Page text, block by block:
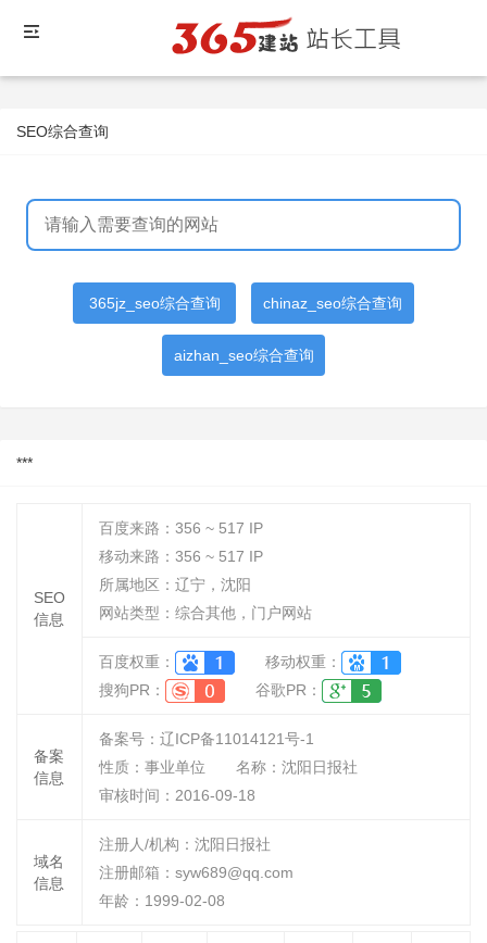
SEO综合查询
365jz_seo综合查询 chinaz_seo综合查询
aizhan_seo综合查询
***
SEO
信息
百度来路： 356 ~ 517 IP
移动来路： 356 ~ 517 IP
所属地区：辽宁，沈阳
网站类型：综合其他，门户网站
百度权重：
移动权重：
搜狗PR：
谷歌PR：
备案
信息
备案号：辽ICP备11014121号-1
性质： 事业单位 名称： 沈阳日报社
审核时间： 2016-09-18
域名
信息
注册人/机构：沈阳日报社
注册邮箱：syw689@qq.com
年龄：1999-02-08